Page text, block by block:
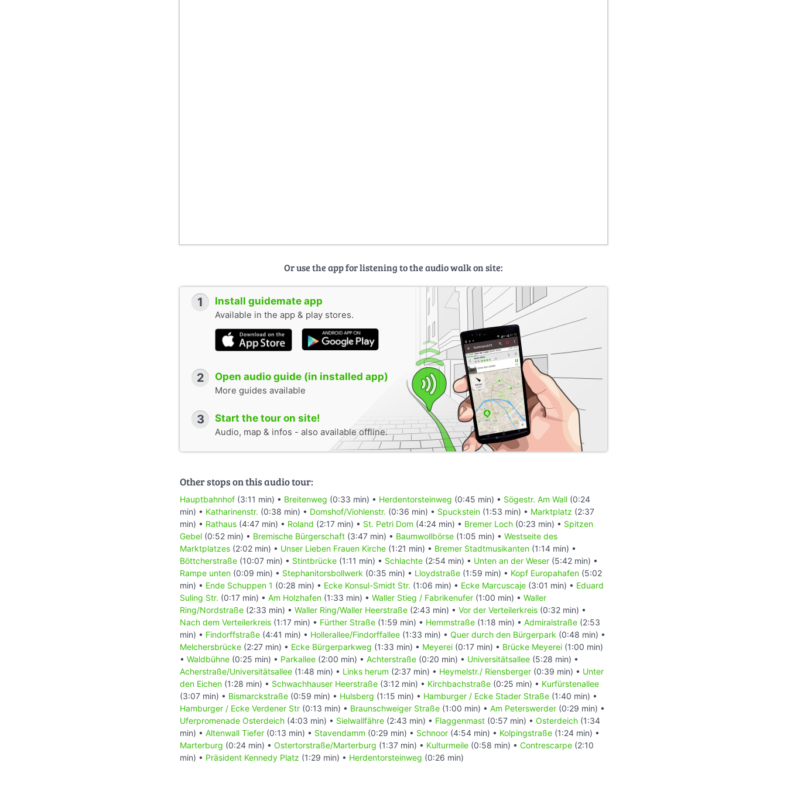
Or use the app for listening to the audio walk on site:
1 Install guidemate app
Available in the app & play stores.
2 Open audio guide (in installed app)
More guides available
3 Start the tour on site!
Audio, map & infos - also available offline.
Other stops on this audio tour:
Hauptbahnhof (3:11 min) • Breitenweg (0:33 min) • Herdentorsteinweg (0:45 min) • Sögestr. Am Wall (0:24
min) • Katharinenstr. (0:38 min) • Domshof/Viohlenstr. (0:36 min) • Spuckstein (1:53 min) • Marktplatz (2:37
min) • Rathaus (4:47 min) • Roland (2:17 min) • St. Petri Dom (4:24 min) • Bremer Loch (0:23 min) • Spitzen
Gebel (0:52 min) • Bremische Bürgerschaft (3:47 min) • Baumwollbörse (1:05 min) • Westseite des
Marktplatzes (2:02 min) • Unser Lieben Frauen Kirche (1:21 min) • Bremer Stadtmusikanten (1:14 min) •
Böttcherstraße (10:07 min) • Stintbrücke (1:11 min) • Schlachte (2:54 min) • Unten an der Weser (5:42 min) •
Rampe unten (0:09 min) • Stephanitorsbollwerk (0:35 min) • Lloydstraße (1:59 min) • Kopf Europahafen (5:02
min) • Ende Schuppen 1 (0:28 min) • Ecke Konsul-Smidt Str. (1:06 min) • Ecke Marcuscaje (3:01 min) • Eduard
Suling Str. (0:17 min) • Am Holzhafen (1:33 min) • Waller Stieg / Fabrikenufer (1:00 min) • Waller
Ring/Nordstraße (2:33 min) • Waller Ring/Waller Heerstraße (2:43 min) • Vor der Verteilerkreis (0:32 min) •
Nach dem Verteilerkreis (1:17 min) • Fürther Straße (1:59 min) • Hemmstraße (1:18 min) • Admiralstraße (2:53
min) • Findorffstraße (4:41 min) • Hollerallee/Findorffallee (1:33 min) • Quer durch den Bürgerpark (0:48 min) •
Melchersbrücke (2:27 min) • Ecke Bürgerparkweg (1:33 min) • Meyerei (0:17 min) • Brücke Meyerei (1:00 min)
• Waldbühne (0:25 min) • Parkallee (2:00 min) • Achterstraße (0:20 min) • Universitätsallee (5:28 min) •
Acherstraße/Universitätsallee (1:48 min) • Links herum (2:37 min) • Heymelstr./ Riensberger (0:39 min) • Unter
den Eichen (1:28 min) • Schwachhauser Heerstraße (3:12 min) • Kirchbachstraße (0:25 min) • Kurfürstenallee
(3:07 min) • Bismarckstraße (0:59 min) • Hulsberg (1:15 min) • Hamburger / Ecke Stader Straße (1:40 min) •
Hamburger / Ecke Verdener Str (0:13 min) • Braunschweiger Straße (1:00 min) • Am Peterswerder (0:29 min) •
Uferpromenade Osterdeich (4:03 min) • Sielwallfähre (2:43 min) • Flaggenmast (0:57 min) • Osterdeich (1:34
min) • Altenwall Tiefer (0:13 min) • Stavendamm (0:29 min) • Schnoor (4:54 min) • Kolpingstraße (1:24 min) •
Marterburg (0:24 min) • Ostertorstraße/Marterburg (1:37 min) • Kulturmeile (0:58 min) • Contrescarpe (2:10
min) • Präsident Kennedy Platz (1:29 min) • Herdentorsteinweg (0:26 min)